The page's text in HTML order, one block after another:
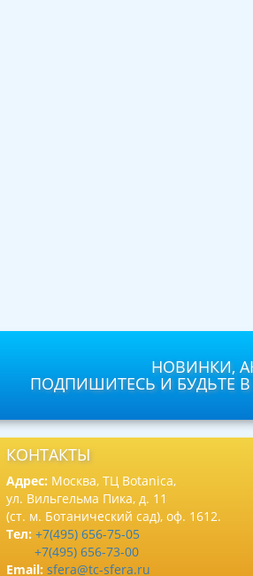
НОВИНКИ,
ПОДПИШИТЕСЬ И БУДЬТЕ
КОНТАКТЫ
Адрес: Москва, ТЦ Botanica,
ул. Вильгельма Пика, д. 11
(ст. м. Ботанический сад), оф. 1612.
Тел: +7(495) 656-75-05
+7(495) 656-73-00
Email: sfera@tc-sfera.ru